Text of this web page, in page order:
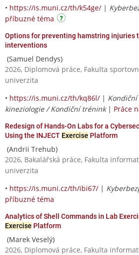
• https://is.muni.cz/th/k54ge/ |
příbuzné téma
Options for preventing hamstring injuries
interventions
(Samuel Dendys)
2026, Diplomová práce, Fakulta
univerzita
• https://is.muni.cz/th/kq86l/ |
kineziologie / Kondiční trénink| Práce
Redesign of Hands-On Labs for a
Using the INJECT Exercise Platform
(Andrii Trehub)
2026, Bakalářská práce, Fakulta
univerzita
• https://is.muni.cz/th/ibi67/ |
příbuzné téma
Analytics of Shell Commands in Lab
Exercise Platform
(Marek Veselý)
2026, Diplomová práce, Fakulta